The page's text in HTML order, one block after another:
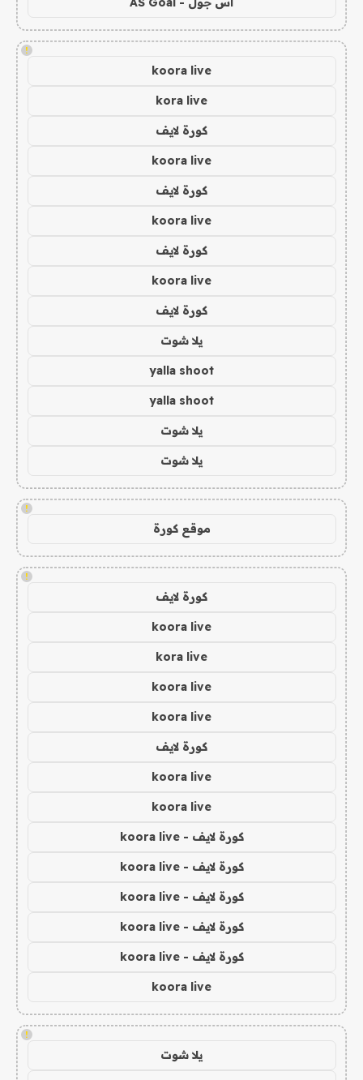
!
koora live
kora live
كورة لايف
koora live
كورة لايف
koora live
كورة لايف
koora live
كورة لايف
يلا شوت
yalla shoot
yalla shoot
يلا شوت
يلا شوت
!
موقع كورة
!
كورة لايف
koora live
kora live
koora live
koora live
كورة لايف
koora live
koora live
كورة لايف - koora live
كورة لايف - koora live
كورة لايف - koora live
كورة لايف - koora live
كورة لايف - koora live
koora live
!
يلا شوت